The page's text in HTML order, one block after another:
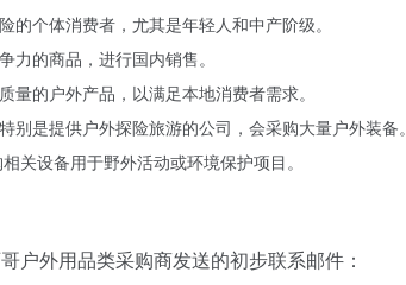
的个体消费者，尤其是年轻人和中产阶级。
力的商品，进行国内销售。
量的户外产品，以满足本地消费者需求。
别是提供户外探险旅游的公司，会采购大量户外装备。
关设备用于野外活动或环境保护项目。
户外用品类采购商发送的初步联系邮件：